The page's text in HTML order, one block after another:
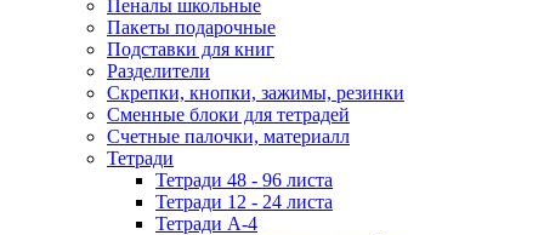
Пеналы школьные
Пакеты подарочные
Подставки для книг
Разделители
Скрепки, кнопки, зажимы, резинки
Сменные блоки для тетрадей
Счетные палочки, материалл
Тетради
Тетради 48 - 96 листа
Тетради 12 - 24 листа
Тетради А-4